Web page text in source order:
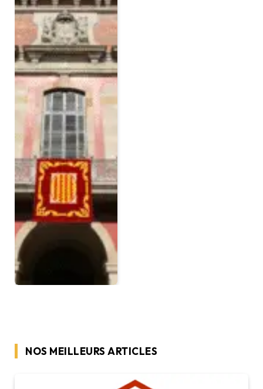
NOS MEILLEURS ARTICLES